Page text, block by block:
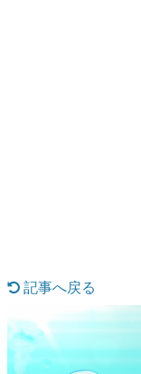
なん
ゲーム
具体的
記事へ戻る